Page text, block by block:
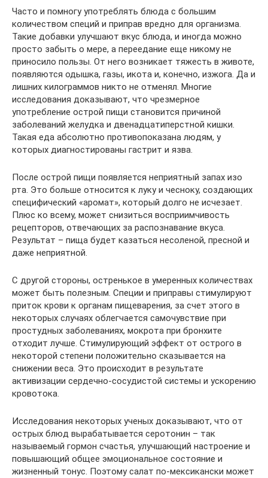
Часто и помногу употреблять блюда с большим
количеством специй и приправ вредно для организма.
Такие добавки улучшают вкус блюда, и иногда можно
просто забыть о мере, а переедание еще никому не
приносило пользы. От него возникает тяжесть в животе,
появляются одышка, газы, икота и, конечно, изжога. Да и
лишних килограммов никто не отменял. Многие
исследования доказывают, что чрезмерное
употребление острой пищи становится причиной
заболеваний желудка и двенадцатиперстной кишки.
Такая еда абсолютно противопоказана людям, у
которых диагностированы гастрит и язва.
После острой пищи появляется неприятный запах изо
рта. Это больше относится к луку и чесноку, создающих
специфический «аромат», который долго не исчезает.
Плюс ко всему, может снизиться восприимчивость
рецепторов, отвечающих за распознавание вкуса.
Результат – пища будет казаться несоленой, пресной и
даже неприятной.
С другой стороны, остренькое в умеренных количествах
может быть полезным. Специи и приправы стимулируют
приток крови к органам пищеварения, за счет этого в
некоторых случаях облегчается самочувствие при
простудных заболеваниях, мокрота при бронхите
отходит лучше. Стимулирующий эффект от острого в
некоторой степени положительно сказывается на
снижении веса. Это происходит в результате
активизации сердечно-сосудистой системы и ускорению
кровотока.
Исследования некоторых ученых доказывают, что от
острых блюд вырабатывается серотонин – так
называемый гормон счастья, улучшающий настроение и
повышающий общее эмоциональное состояние и
жизненный тонус. Поэтому салат по-мексикански может